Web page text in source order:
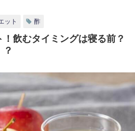
ット 酢
！飲むタイミングは寝る前？
？